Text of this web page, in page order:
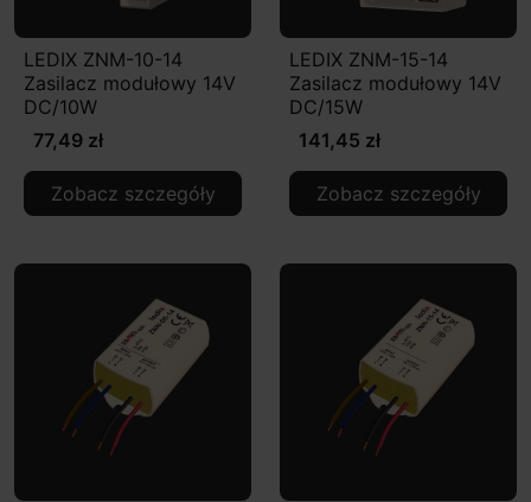
LEDIX ZNM-10-14
Zasilacz modułowy 14V
DC/10W
77,49 zł
Zobacz szczegóły
LEDIX ZNM-15-14
Zasilacz modułowy 14V
DC/15W
141,45 zł
Zobacz szczegóły